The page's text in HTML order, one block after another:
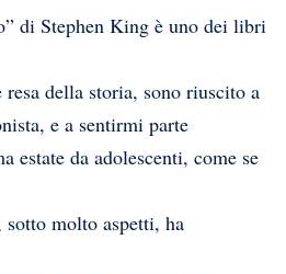
di Stephen King è uno dei libri
della storia, sono riuscito a
e a sentirmi parte
estate da adolescenti, come se
molto aspetti, ha